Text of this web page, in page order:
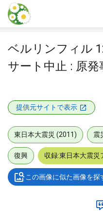
本文に飛ぶ
ベルリンフィル
サート中止 : 原
提供元サイトで表示
東日本大震災 (2011) 震
復興 収録:東日本大震災
この画像に似た画像を探